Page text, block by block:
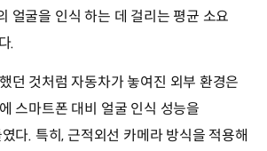
얼굴을 인식 하는 데 걸리는 평균 소요
.
던 것처럼 자동차가 놓여진 외부 환경은
스마트폰 대비 얼굴 인식 성능을
다. 특히, 근적외선 카메라 방식을 적용해